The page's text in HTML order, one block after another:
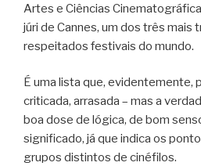
Artes e Ciências
júri de Cannes, um dos três mais
respeitados festivais do mundo.
É uma lista que, evidentemente,
criticada, arrasada – mas a
boa dose de lógica, de bom
significado, já que indica os
grupos distintos de cinéfilos.